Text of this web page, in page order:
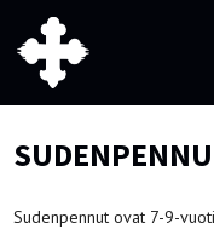
Sudenpennut ovat 7-9-